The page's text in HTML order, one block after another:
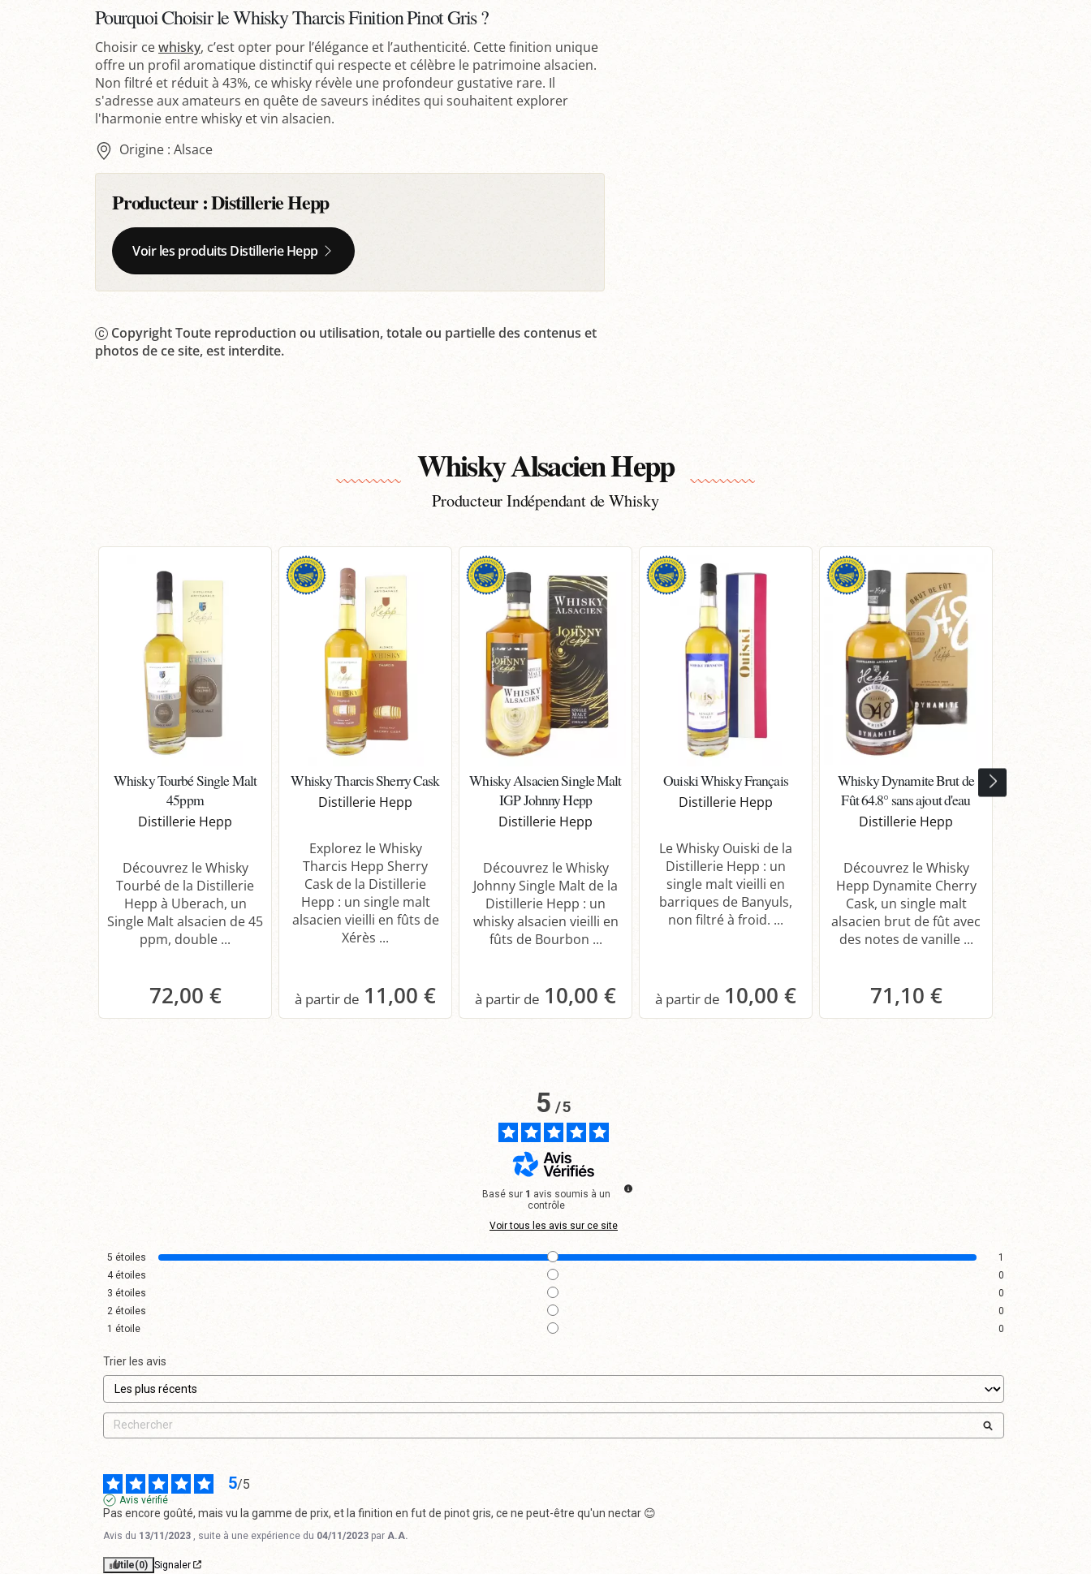
Pourquoi Choisir le Whisky Tharcis Finition Pinot Gris ?
Choisir cewhisky, c’est opter pour l’élégance et l’authenticité. Cette finition unique
offre un profil aromatique distinctif qui respecte et célèbre le patrimoine alsacien.
Non filtré et réduit à 43%, ce whisky révèle une profondeur gustative rare. Il
s'adresse aux amateurs en quête de saveurs inédites qui souhaitent explorer
l'harmonie entre whisky et vin alsacien.
Origine : Alsace
Producteur :Distillerie Hepp
Voir les produits Distillerie Hepp
Copyright Toute reproduction ou utilisation, totale ou partielle des contenus et
photos de ce site, est interdite.
Whisky Alsacien Hepp
Producteur Indépendant de Whisky
Whisky Tourbé Single Malt
45ppm
Distillerie Hepp
Découvrez le Whisky
Tourbé de la Distillerie
Hepp à Uberach, un
Single Malt alsacien de 45
ppm, double ...
72,00 €
Whisky Tharcis Sherry Cask
Distillerie Hepp
Explorez le Whisky
Tharcis Hepp Sherry
Cask de la Distillerie
Hepp : un single malt
alsacien vieilli en fûts de
Xérès ...
11,00 €
Whisky Alsacien Single Malt
IGP Johnny Hepp
Distillerie Hepp
Découvrez le Whisky
Johnny Single Malt de la
Distillerie Hepp : un
whisky alsacien vieilli en
fûts de Bourbon ...
10,00 €
Ouiski Whisky Français
Distillerie Hepp
Le Whisky Ouiski de la
Distillerie Hepp : un
single malt vieilli en
barriques de Banyuls,
non filtré à froid. ...
10,00 €
Whisky Dynamite Brut de
Fût 64.8° sans ajout d'eau
Distillerie Hepp
Découvrez le Whisky
Hepp Dynamite Cherry
Cask, un single malt
alsacien brut de fût avec
des notes de vanille ...
71,10 €
5/5
Basé sur 1 avis soumis à un
contrôle
Voir tous les avis sur ce site
5 étoiles
1
4étoiles
0
3 étoiles
0
2 étoiles
0
1 étoile 0
Trier les avis
5/5
Avis vérifié
Pas encore goûté, mais vu la gamme de prix, et la finition en fut de pinot gris, ce ne peut-être qu'un nectar 😊
Avis du 13/11/2023 , suite à une expérience du 04/11/2023 par A.A.
Utile(0) Signaler